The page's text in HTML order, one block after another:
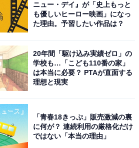
ニュー・デイ』が「史上もっと
も優しいヒーロー映画」になっ
た理由。予習したい作品は？
20年間「駆け込み実績ゼロ」の
学校も…「こども110番の家」
は本当に必要？ PTAが直面する
理想と現実
「青春18きっぷ」販売激減の裏
に何が？ 連続利用の厳格化だけ
ではない「本当の理由」